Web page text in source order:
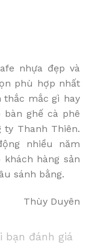
nhựa đẹp và
phù hợp nhất
thắc mắc gì hay
ghế cà phê
Thanh Thiên.
nhiều năm
hàng sản
sánh bằng.
Thùy Duyên
bạn đánh giá